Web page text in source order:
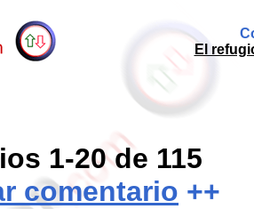
El
1-20 de 115
comentario ++